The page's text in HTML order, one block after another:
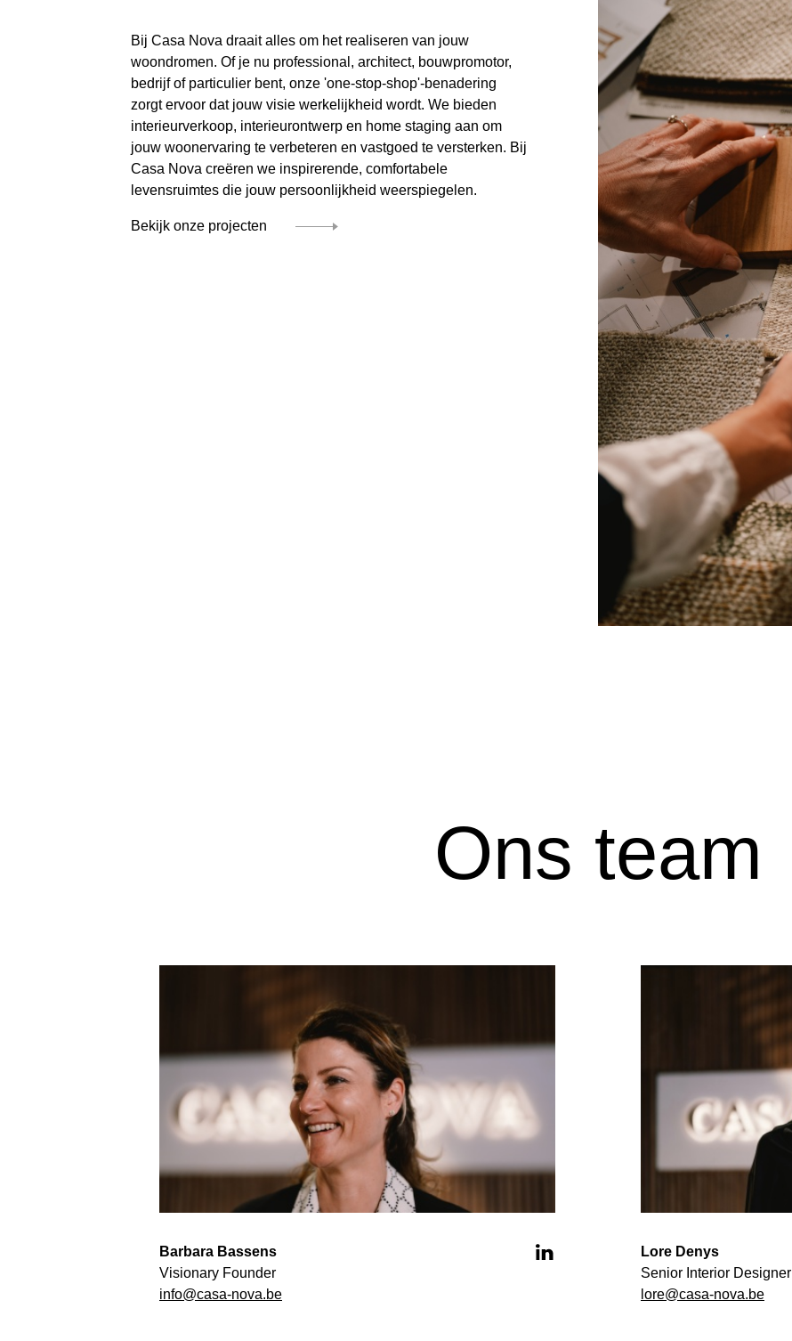
Bij Casa Nova draait alles om het realiseren van jouw
woondromen. Of je nu professional, architect, bouwpromotor,
bedrijf of particulier bent, onze 'one-stop-shop'-benadering
zorgt ervoor dat jouw visie werkelijkheid wordt. We bieden
interieurverkoop, interieurontwerp en home staging aan om
jouw woonervaring te verbeteren en vastgoed te versterken. Bij
Casa Nova creëren we inspirerende, comfortabele
levensruimtes die jouw persoonlijkheid weerspiegelen.
Bekijk onze projecten
Ons team
Barbara Bassens
Visionary Founder
info@casa-nova.be
Lore Denys
Senior Interior Designer
lore@casa-nova.be